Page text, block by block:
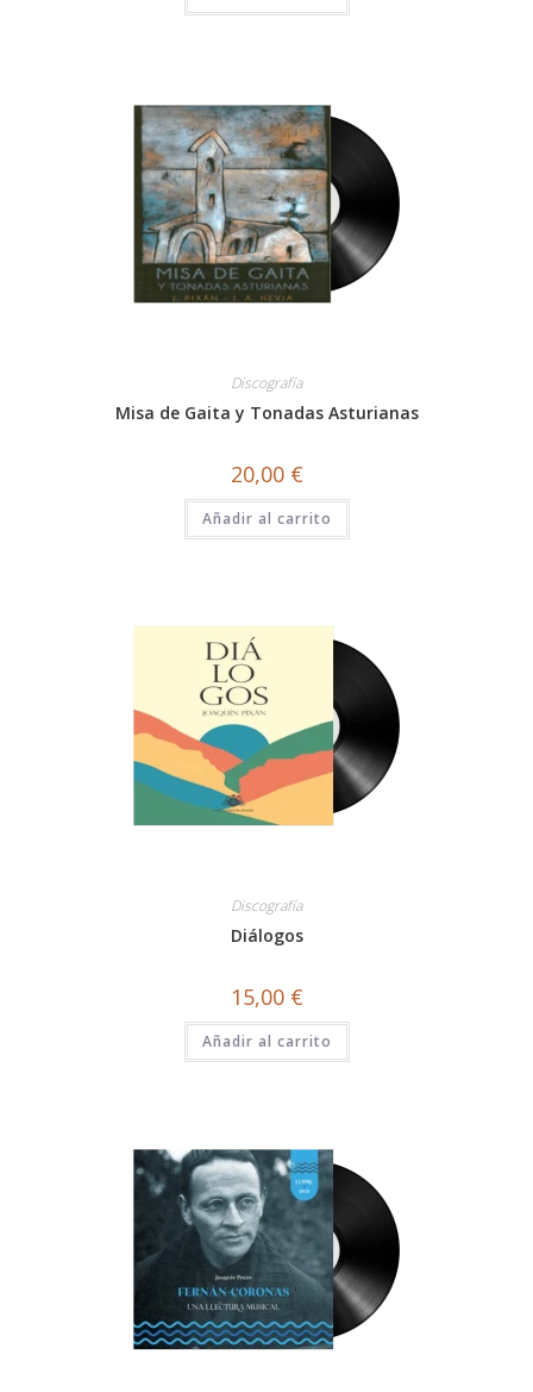
Discografía
Misa de Gaita y Tonadas Asturianas
20,00 €
Añadir al carrito
Discografía
Diálogos
15,00 €
Añadir al carrito